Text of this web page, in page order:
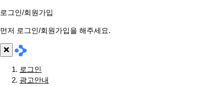
로그인/회원가입
먼저 로그인/회원가입을 해주세요.
로그인
광고안내